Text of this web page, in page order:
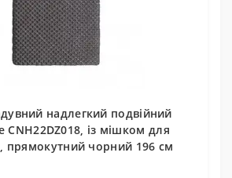
надлегкий подвійний
CNH22DZ018, із мішком для
прямокутний чорний 196 см